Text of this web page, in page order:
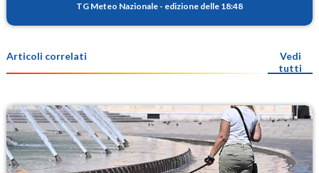
TG Meteo Nazionale - edizione delle 18:48
Articoli correlati
Vedi
tutti